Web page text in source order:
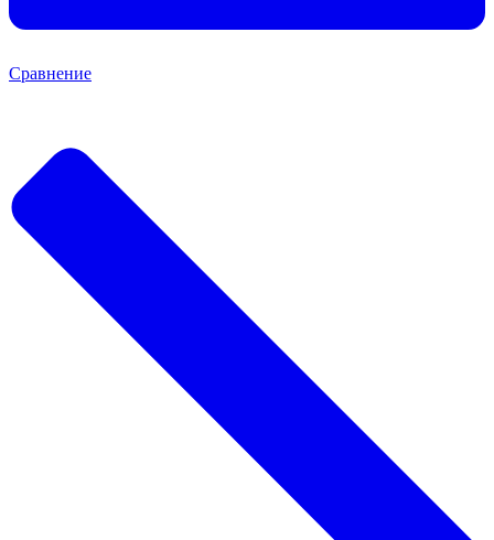
Сравнение